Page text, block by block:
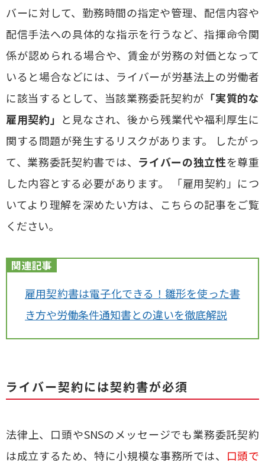
バーに対して、勤務時間の指定や管理、配信内容や
配信手法への具体的な指示を行うなど、指揮命令関
係が認められる場合や、賃金が労務の対価となって
いると場合などには、ライバーが労基法上の労働者
に該当するとして、当該業務委託契約が 「実質的な
雇用契約」 と見なされ、後から残業代や福利厚生に
関する問題が発生するリスクがあります。 したがっ
て、業務委託契約書では、 ライバーの独立性を尊重
した内容とする必要があります。 「雇用契約」につ
いてより理解を深めたい方は、こちらの記事をご覧
ください。
関連記事
雇用契約書は電子化できる！雛形を使った書
き方や労働条件通知書との違いを徹底解説
ライバー契約には契約書が必須
法律上、口頭やSNSのメッセージでも業務委託契約
は成立するため、特に小規模な事務所では、 口頭で